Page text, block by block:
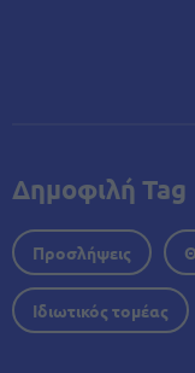
Δημοφιλή Tag
Προσλήψεις
Ιδιωτικός τομέας